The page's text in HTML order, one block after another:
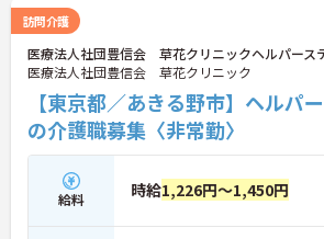
さい！
訪問介護
医療法人社団豊信会 草花クリニックヘルパース
医療法人社団豊信会 草花クリニック
【東京都／あきる野市】ヘルパ
の介護職募集〈非常勤〉
給料 時給1,226円～1,450円